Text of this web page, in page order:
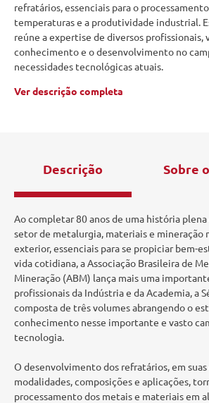
refratários, essenciais para o
temperaturas e a produtividade industrial.
reúne a expertise de diversos profissionais,
conhecimento e o desenvolvimento no
necessidades tecnológicas atuais.
Ver descrição completa
Descrição Sobre
Ao completar 80 anos de uma história
setor de metalurgia, materiais e mineração
exterior, essenciais para se propiciar bem-
vida cotidiana, a Associação Brasileira de
Mineração (ABM) lança mais uma
profissionais da Indústria e da Academia, a
composta de três volumes abrangendo o
conhecimento nesse importante e vasto
tecnologia.
O desenvolvimento dos refratários, em suas
modalidades, composições e aplicações,
processamento dos metais e materiais em